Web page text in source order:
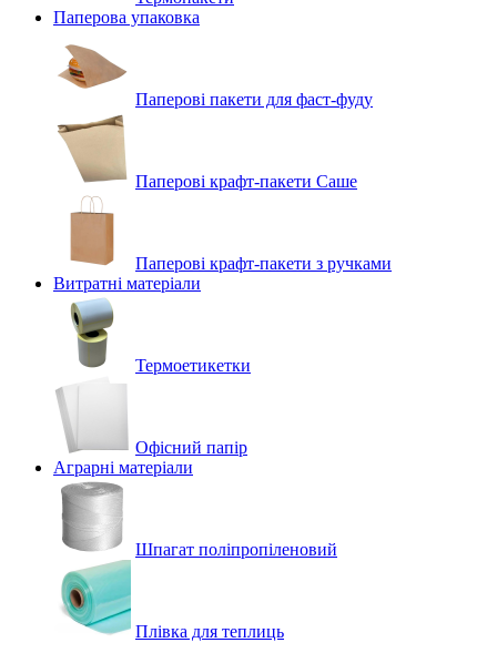
Паперова упаковка
Паперові пакети для фаст-фуду
Паперові крафт-пакети Саше
Паперові крафт-пакети з ручками
Витратні матеріали
Термоетикетки
Офісний папір
Аграрні матеріали
Шпагат поліпропіленовий
Плівка для теплиць